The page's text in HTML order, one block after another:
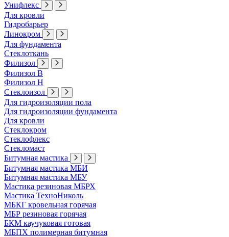
Унифлекс
Для кровли
Гидробарьер
Линокром
Для фундамента
Стеклоткань
Филизол
Филизол В
Филизол Н
Стеклоизол
Для гидроизоляции пола
Для гидроизоляции фундамента
Для кровли
Стеклокром
Стеклофлекс
Стекломаст
Битумная мастика
Битумная мастика МБИ
Битумная мастика МБУ
Мастика резиновая МБРХ
Мастика ТехноНиколь
МБКГ кровельная горячая
МБР резиновая горячая
БКМ каучуковая готовая
МБПХ полимерная битумная